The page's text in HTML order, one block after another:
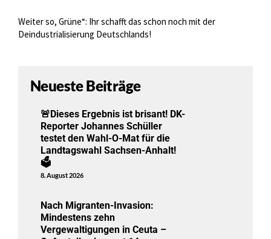
Weiter so, Grüne“: Ihr schafft das schon noch mit der
Deindustrialisierung Deutschlands!
Neueste Beiträge
🚨Dieses Ergebnis ist brisant! DK-
Reporter Johannes Schüller
testet den Wahl-O-Mat für die
Landtagswahl Sachsen-Anhalt!
🗳️
8. August 2026
Nach Migranten-Invasion:
Mindestens zehn
Vergewaltigungen in Ceuta –